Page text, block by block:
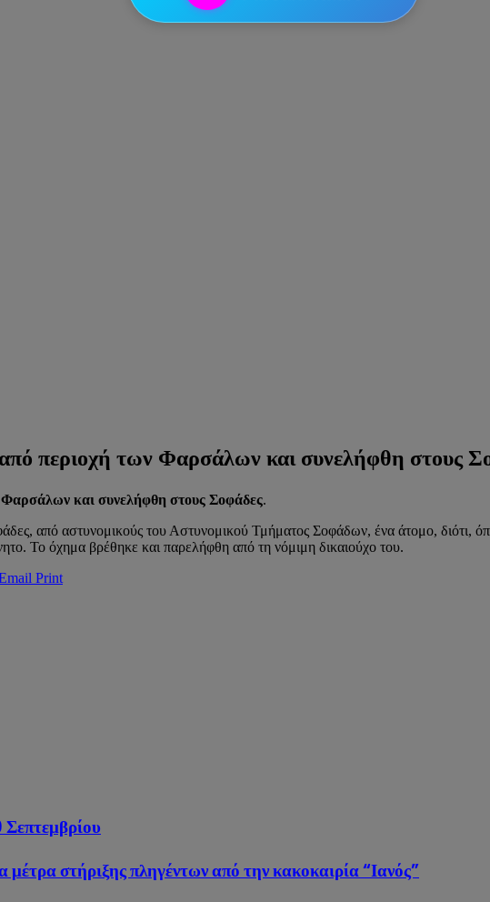
περιοχή των Φαρσάλων και συνελήφθη στους
και συνελήφθη στους Σοφάδες.
από αστυνομικούς του Αστυνομικού Τμήματος Σοφάδων, ένα άτομο, διότι,
Το όχημα βρέθηκε και παρελήφθη από τη νόμιμη δικαιούχο του.
Print
στήριξης πληγέντων από την κακοκαιρία “Ιανός”